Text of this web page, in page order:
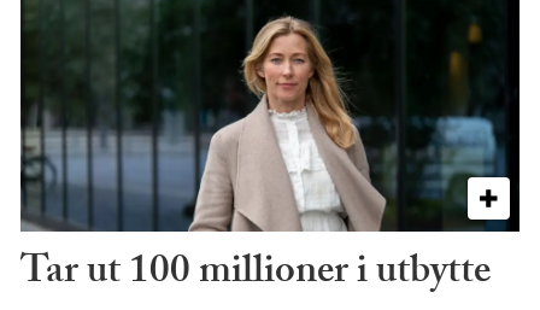
Tar ut 100 millioner i utbytte